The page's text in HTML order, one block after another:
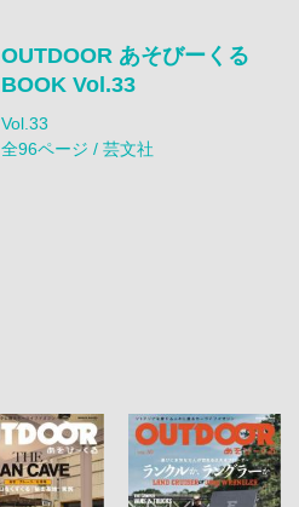
OUTDOOR あそびーくる
BOOK Vol.33
Vol.33
全96ページ / 芸文社